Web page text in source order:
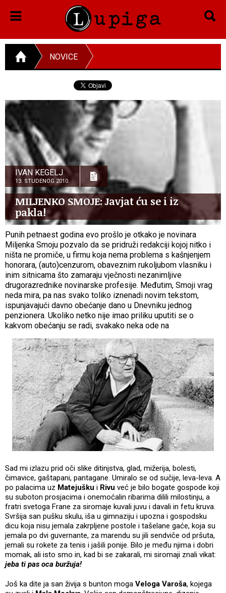
NOVICE
IVAN KEGELJ
13. STUDENOG 2010.
MILJENKO SMOJE: Javjat ću se i iz
pakla!
Punih petnaest godina evo prošlo je otkako je novinara
Miljenka Smoju pozvalo da se pridruži redakciji kojoj nitko i
ništa ne promiče, u firmu koja nema problema s kašnjenjem
honorara, (auto)cenzurom, obaveznim rukoljubom vlasniku i
inim sitnicama što zamaraju vječnosti nezanimljive
drugorazrednike novinarske profesije. Međutim, Smoji vrag
neda mira, pa nas svako toliko iznenadi novim tekstom,
ispunjavajući davno obećanje dano u Dnevniku jednog
penzionera. Ukoliko netko nije imao priliku uputiti se o
kakvom obećanju se radi, svakako neka ode na
Sad mi izlazu prid oči slike ditinjstva, glad, mižerija, bolesti,
čimavice, gaštapani, pantagane. Umiralo se od sučije, leva-leva. A
po palacima uz Matejušku i Rivu već je bilo bogate gospode koji
su suboton prosjacima i onemoćalin ribarima dilili milostinju, a
fratri svetoga Frane za siromaje kuvali juvu i davali in fetu kruva.
Svršija san pušku skulu, iša u gimnaziju i upozna i gospodsku
dicu koja nisu jemala zakrpljene postole i tašelane gaće, koja su
jemala po dvi guvernante, za marendu su jili sendviče od pršuta,
jemali su rokete za tenis i jašili ponije. Bilo je među njima i dobri
momak, ali isto smo in, kad bi se zakarali, mi siromaji znali vikat:
jeba ti pas oca buržuja!
Još ka dite ja san živija s bunton moga Veloga Varoša, kojega